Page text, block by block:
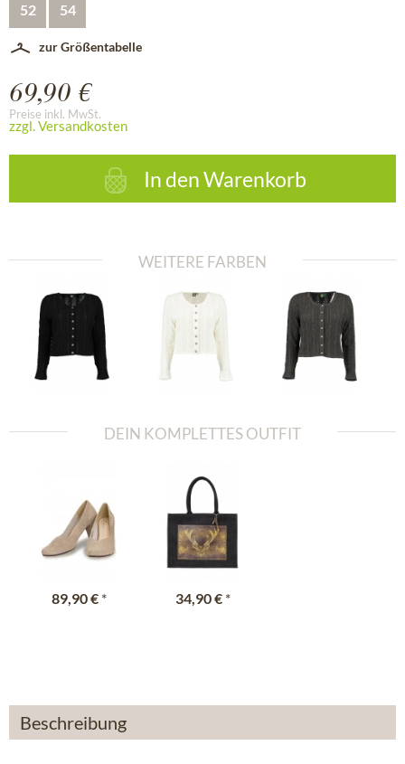
52 54
zur Größentabelle
69,90 €
Preise inkl. MwSt.
zzgl. Versandkosten
In denWarenkorb
WEITERE FARBEN
DEIN KOMPLETTES OUTFIT
89,90 € * 34,90 € *
Beschreibung